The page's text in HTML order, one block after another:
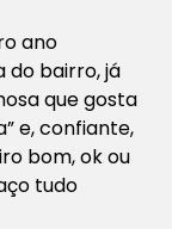
ano
do bairro, já
que gosta
e, confiante,
bom, ok ou
tudo